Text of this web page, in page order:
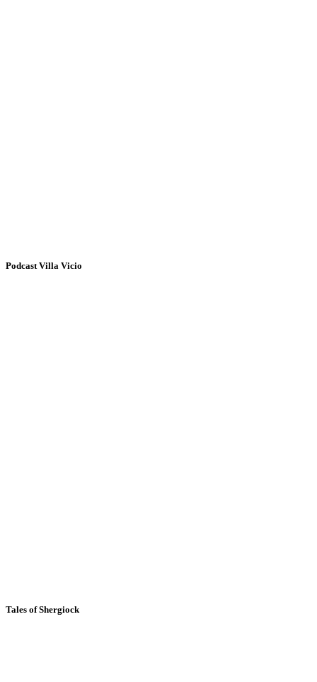
Podcast Villa Vicio
Tales of Shergiock